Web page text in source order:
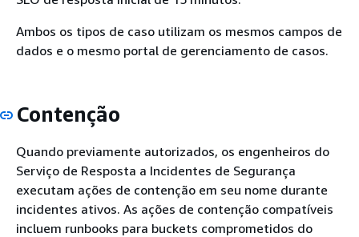
Ambos os tipos de caso utilizam os mesmos campos de
dados e o mesmo portal de gerenciamento de casos.
Contenção
Quando previamente autorizados, os engenheiros do
Serviço de Resposta a Incidentes de Segurança
executam ações de contenção em seu nome durante
incidentes ativos. As ações de contenção compatíveis
incluem runbooks para buckets comprometidos do